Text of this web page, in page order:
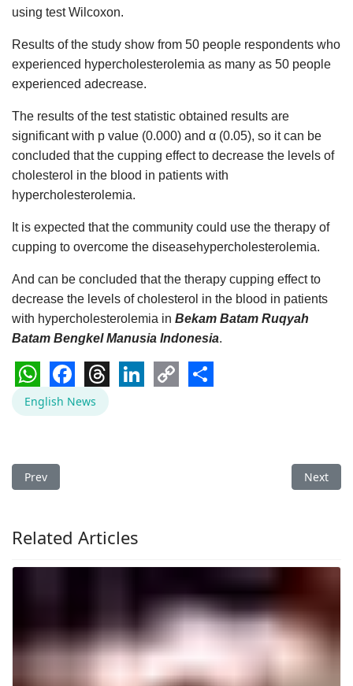
using test Wilcoxon.
Results of the study show from 50 people respondents who
experienced hypercholesterolemia as many as 50 people
experienced adecrease.
The results of the test statistic obtained results are
significant with p value (0.000) and α (0.05), so it can be
concluded that the cupping effect to decrease the levels of
cholesterol in the blood in patients with
hypercholesterolemia.
It is expected that the community could use the therapy of
cupping to overcome the diseasehypercholesterolemia.
And can be concluded that the therapy cupping effect to
decrease the levels of cholesterol in the blood in patients
with hypercholesterolemia in Bekam Batam Ruqyah
Batam Bengkel Manusia Indonesia.
WhatsApp
Facebook
Threads
English News
Previous article: Normal Blood Pressure Numbers by Age
Prev Next
Next
Related Articles